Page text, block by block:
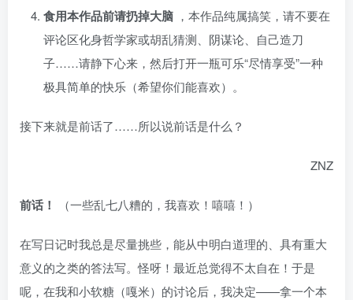
食用本作品前请扔掉大脑 ，本作品纯属搞笑，请不要在
评论区化身哲学家或胡乱猜测、阴谋论、自己造刀
子……请静下心来，然后打开一瓶可乐“尽情享受”一种
极具简单的快乐（希望你们能喜欢）。
接下来就是前话了……所以说前话是什么？
ZNZ
前话！ （一些乱七八糟的，我喜欢！嘻嘻！）
在写日记时我总是尽量挑些，能从中明白道理的、具有重大
意义的之类的答法写。怪呀！最近总觉得不太自在！于是
呢，在我和小软糖（嘎米）的讨论后，我决定——拿一个本